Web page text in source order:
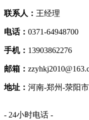
联系人： 王经理
电话： 0371-64948700
手机： 13903862276
邮箱：
地址： 河南-郑州-荥阳
- 24小时电话 -